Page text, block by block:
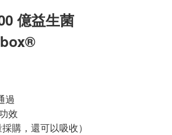
億益生菌
過
效
購，還可以吸收）